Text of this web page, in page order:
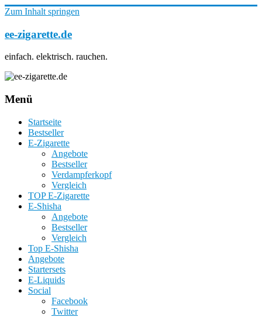
Zum Inhalt springen
ee-zigarette.de
einfach. elektrisch. rauchen.
Menü
Startseite
Bestseller
E-Zigarette
Angebote
Bestseller
Verdampferkopf
Vergleich
TOP E-Zigarette
E-Shisha
Angebote
Bestseller
Vergleich
Top E-Shisha
Angebote
Startersets
E-Liquids
Social
Facebook
Twitter